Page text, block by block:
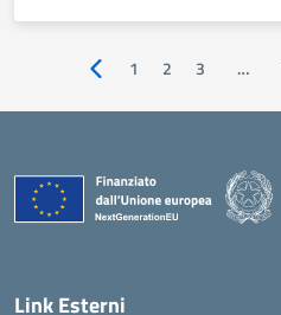
Pagina precedente
1 2 3 …
Link Esterni